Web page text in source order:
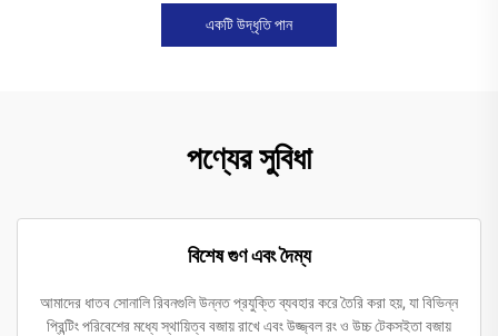
একটি উদ্ধৃতি পান
পণ্যের সুবিধা
বিশেষ গুণ এবং দৈম্য
আমাদের ধাতব সোনালি রিবনগুলি উন্নত প্রযুক্তি ব্যবহার করে তৈরি করা হয়, যা বিভিন্ন
প্রিন্টিং পরিবেশের মধ্যে স্থায়িত্ব বজায় রাখে এবং উজ্জ্বল রং ও উচ্চ টেকসইতা বজায়